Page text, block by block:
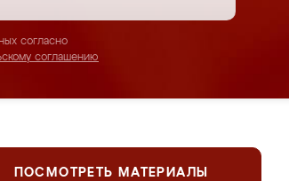
согласно
соглашению
ПОСМОТРЕТЬ МАТЕРИАЛЫ